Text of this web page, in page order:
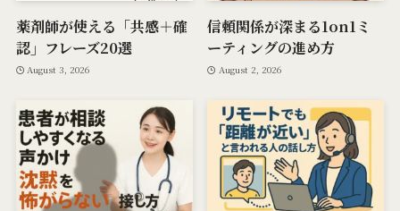
薬剤師が使える「共感＋確
認」フレーズ20選
August 3, 2026
信頼関係が深まる1on1ミ
ーティングの進め方
August 2, 2026